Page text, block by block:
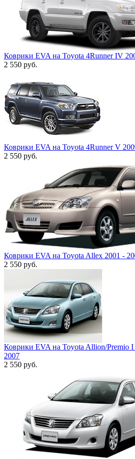
Коврики EVA на Toyota 4Runner IV
2 550 руб.
Коврики EVA на Toyota 4Runner V
2 550 руб.
Коврики EVA на Toyota Allex 2001 -
2 550 руб.
Коврики EVA на Toyota Allion/Premio
2007
2 550 руб.